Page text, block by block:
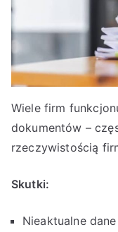
Wiele firm
dokumentów –
rzeczywistością
Skutki:
Nieaktualne